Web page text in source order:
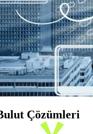
Çözümleri